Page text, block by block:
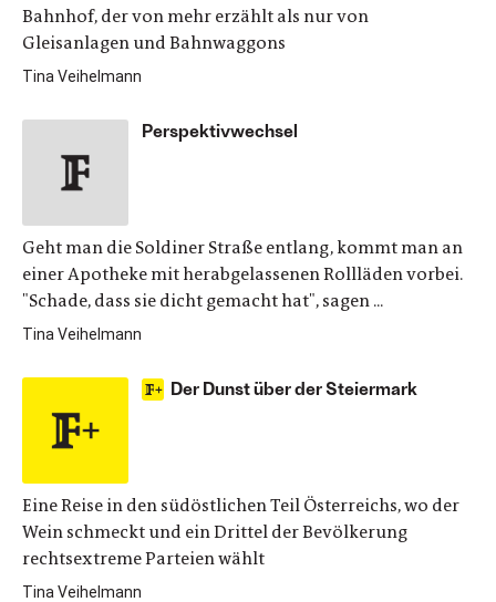
Bahnhof, der von mehr erzählt als nur von
Gleisanlagen und Bahnwaggons
Tina Veihelmann
Perspektivwechsel
Geht man die Soldiner Straße entlang, kommt man an
einer Apotheke mit herabgelassenen Rollläden vorbei.
"Schade, dass sie dicht gemacht hat", sagen ...
Tina Veihelmann
Der Dunst über der Steiermark
Eine Reise in den südöstlichen Teil Österreichs, wo der
Wein schmeckt und ein Drittel der Bevölkerung
rechtsextreme Parteien wählt
Tina Veihelmann